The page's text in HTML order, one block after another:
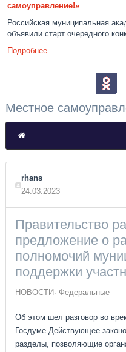
самоуправление!»
Российская муниципальная
объявили старт очередного
Подробнее
Местное
rhans
24.03.2023
Правительство
предложение о
полномочий
поддержки
НОВОСТИ Федеральные
Об этом шел разговор во
Госдуме.Действующее
разделы, позволяющие